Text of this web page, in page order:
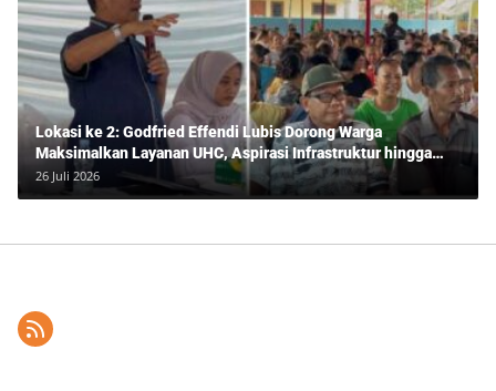
Lokasi ke 2: Godfried Effendi Lubis Dorong Warga
Maksimalkan Layanan UHC, Aspirasi Infrastruktur hingga
Pendidikan Mengemuka dalam Reses Medan Amplas
26 Juli 2026